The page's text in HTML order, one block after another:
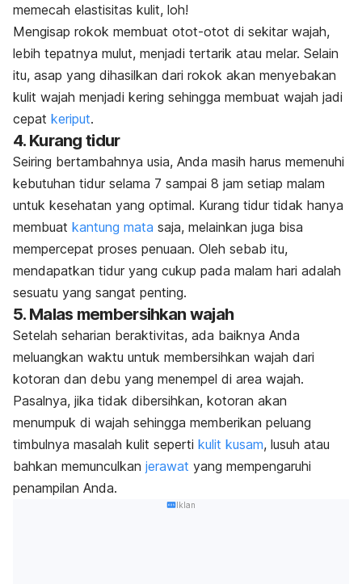
memecah elastisitas kulit, loh!
Mengisap rokok membuat otot-otot di sekitar wajah,
lebih tepatnya mulut, menjadi tertarik atau melar. Selain
itu, asap yang dihasilkan dari rokok akan menyebakan
kulit wajah menjadi kering sehingga membuat wajah jadi
cepat keriput.
4. Kurang tidur
Seiring bertambahnya usia, Anda masih harus memenuhi
kebutuhan tidur selama 7 sampai 8 jam setiap malam
untuk kesehatan yang optimal. Kurang tidur tidak hanya
membuat kantung mata saja, melainkan juga bisa
mempercepat proses penuaan. Oleh sebab itu,
mendapatkan tidur yang cukup pada malam hari adalah
sesuatu yang sangat penting.
5. Malas membersihkan wajah
Setelah seharian beraktivitas, ada baiknya Anda
meluangkan waktu untuk membersihkan wajah dari
kotoran dan debu yang menempel di area wajah.
Pasalnya, jika tidak dibersihkan, kotoran akan
menumpuk di wajah sehingga memberikan peluang
timbulnya masalah kulit seperti kulit kusam, lusuh atau
bahkan memunculkan jerawat yang mempengaruhi
penampilan Anda.
Iklan